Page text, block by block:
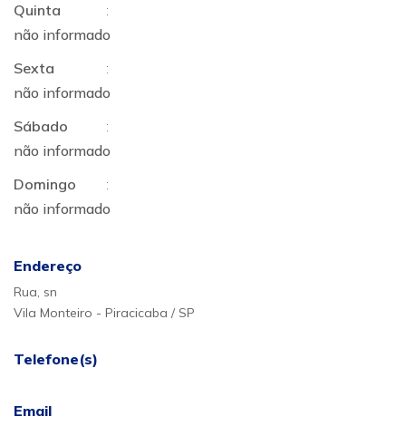
Quinta
:
não informado
Sexta
:
não informado
Sábado
:
não informado
Domingo
:
não informado
Endereço
Rua, sn
Vila Monteiro - Piracicaba / SP
Telefone(s)
Email